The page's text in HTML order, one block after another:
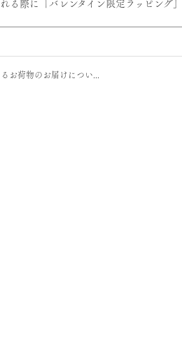
お荷物のお届けについ...